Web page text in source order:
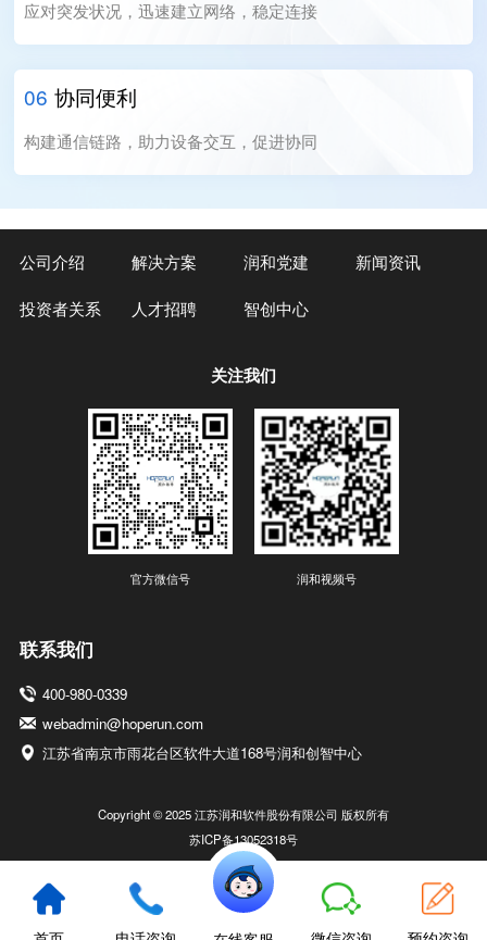
应对突发状况，迅速建立网络，稳定连接
06 协同便利
构建通信链路，助力设备交互，促进协同
公司介绍 解决方案 润和党建
新闻资讯
投资者关系
人才招聘 智创中心
关注我们
官方微信号 润和视频号
联系我们
400-980-0339
webadmin@hoperun.com
江苏省南京市雨花台区软件大道168号润和创智中心
Copyright © 2025 江苏润和软件股份有限公司 版权所有
苏ICP备13052318号